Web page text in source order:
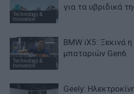
Technology &
Innovation
για τα υβριδικά
Technology &
Innovation
BMW iX5: Ξεκινά
μπαταριών Gen6
Geely: